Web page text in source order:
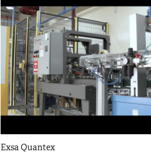
Exsa Quantex